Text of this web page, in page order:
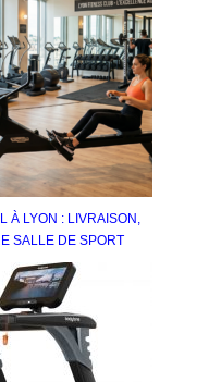
À LYON : LIVRAISON,
SALLE DE SPORT